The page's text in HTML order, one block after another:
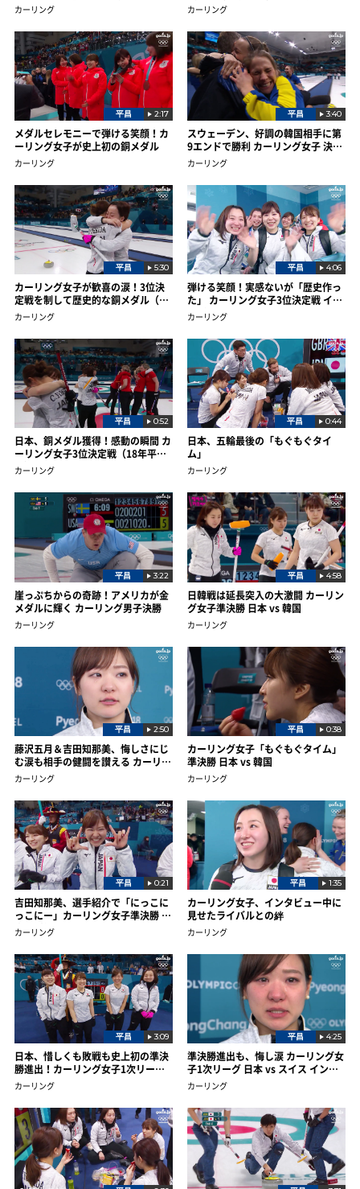
ルセレモニー＆インタビュー
カーリング
ビュー（18年平昌）
カーリング
メダルセレモニーで弾ける笑顔！カ
ーリング女子が史上初の銅メダル
カーリング
平昌 2:17
スウェーデン、好調の韓国相手に第
9エンドで勝利 カーリング女子 決勝
ハイライト
カーリング
平昌 3:40
カーリング女子が歓喜の涙！3位決
定戦を制して歴史的な銅メダル（18
年平昌）
カーリング
平昌 5:30
弾ける笑顔！実感ないが「歴史作っ
た」 カーリング女子3位決定戦 イン
タビュー
カーリング
平昌 4:06
日本、銅メダル獲得！感動の瞬間 カ
ーリング女子3位決定戦（18年平
昌）
カーリング
平昌 0:52
日本、五輪最後の「もぐもぐタイ
ム」
カーリング
平昌 0:44
崖っぷちからの奇跡！アメリカが金
メダルに輝く カーリング男子決勝
カーリング
平昌 3:22
日韓戦は延長突入の大激闘 カーリン
グ女子準決勝 日本 vs 韓国
カーリング
平昌 4:58
藤沢五月＆吉田知那美、悔しさにじ
む涙も相手の健闘を讃える カーリン
グ女子準決勝 日本 vs 韓国 インタビ
ュー
カーリング
平昌 2:50
カーリング女子「もぐもぐタイム」
準決勝 日本 vs 韓国
カーリング
平昌 0:38
吉田知那美、選手紹介で「にっこに
っこにー」カーリング女子準決勝 日
本 vs 韓国
カーリング
平昌 0:21
カーリング女子、インタビュー中に
見せたライバルとの絆
カーリング
平昌 1:35
日本、惜しくも敗戦も史上初の準決
勝進出！カーリング女子1次リーグ
日本 vs スイス
カーリング
平昌 3:09
準決勝進出も、悔し涙 カーリング女
子1次リーグ 日本 vs スイス インタ
ビュー
カーリング
平昌 4:25